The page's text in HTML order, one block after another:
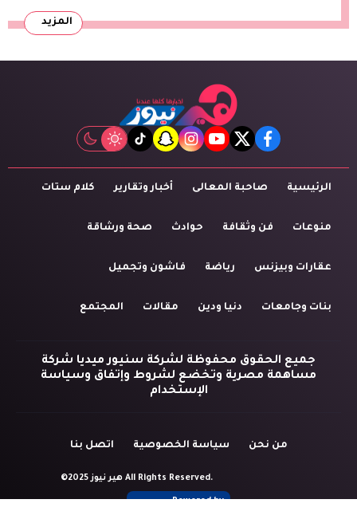
المزيد
facebook
twitter
youtube
instagram
snapchat
tiktok
الرئيسية صاحبة المعالى أخبار وتقارير كلام ستات
منوعات فن وثقافة حوادث صحة ورشاقة
عقارات وبيزنس رياضة فاشون وتجميل
بنات وجامعات دنيا ودين مقالات المجتمع
جميع الحقوق محفوظة لشركة سنيور ميديا شركة
مساهمة مصرية وتخضع لشروط وإتفاق وسياسة
الإستخدام
من نحن سياسة الخصوصية اتصل بنا
©2025 هير نيوز All Rights Reserved.
Powered by